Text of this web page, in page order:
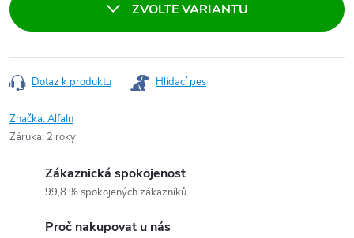
ZVOLTE VARIANTU
Dotaz k produktu Hlídací pes
Značka:AlfaIn
Záruka: 2 roky
Zákaznická spokojenost
99,8 % spokojených zákazníků
Proč nakupovat u nás